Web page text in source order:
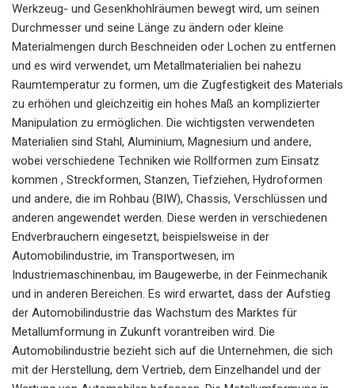
Werkzeug- und Gesenkhohlräumen bewegt wird, um seinen
Durchmesser und seine Länge zu ändern oder kleine
Materialmengen durch Beschneiden oder Lochen zu entfernen
und es wird verwendet, um Metallmaterialien bei nahezu
Raumtemperatur zu formen, um die Zugfestigkeit des Materials
zu erhöhen und gleichzeitig ein hohes Maß an komplizierter
Manipulation zu ermöglichen. Die wichtigsten verwendeten
Materialien sind Stahl, Aluminium, Magnesium und andere,
wobei verschiedene Techniken wie Rollformen zum Einsatz
kommen , Streckformen, Stanzen, Tiefziehen, Hydroformen
und andere, die im Rohbau (BIW), Chassis, Verschlüssen und
anderen angewendet werden. Diese werden in verschiedenen
Endverbrauchern eingesetzt, beispielsweise in der
Automobilindustrie, im Transportwesen, im
Industriemaschinenbau, im Baugewerbe, in der Feinmechanik
und in anderen Bereichen. Es wird erwartet, dass der Aufstieg
der Automobilindustrie das Wachstum des Marktes für
Metallumformung in Zukunft vorantreiben wird. Die
Automobilindustrie bezieht sich auf die Unternehmen, die sich
mit der Herstellung, dem Vertrieb, dem Einzelhandel und der